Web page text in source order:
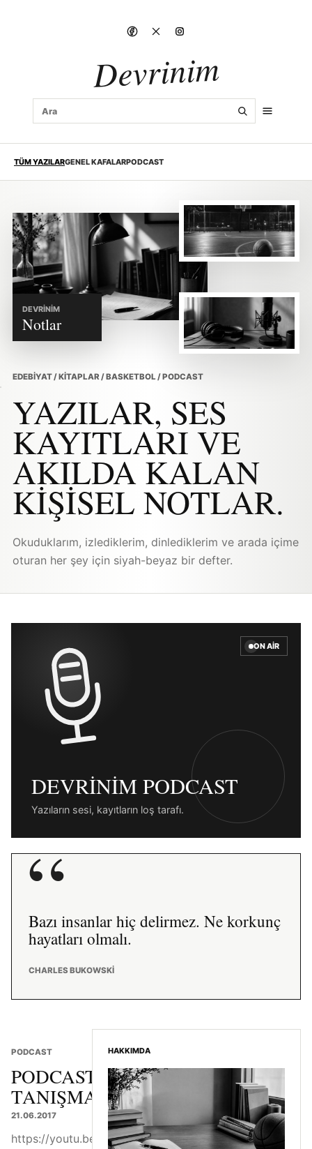
Devrinim
TÜM YAZILARGENEL KAFALARPODCAST
EDEBIYAT / KITAPLAR / BASKETBOL / PODCAST
YAZILAR, SES
KAYITLARI VE
AKILDA KALAN
KIŞISEL NOTLAR.
Okuduklarım, izlediklerim, dinlediklerim ve arada içime
oturan her şey için siyah-beyaz bir defter.
DEVRINIM
Notlar
ON AIR
DEVRINIM PODCAST
Yazıların sesi, kayıtların loş tarafı.
“
Bazı insanlar hiç delirmez. Ne korkunç
hayatları olmalı.
CHARLES BUKOWSKI
PODCAST
PODCAST #1
TANIŞMA FASLI
21.06.2017
https://youtu.be/82ZGVUVo1Jo
HAKKIMDA